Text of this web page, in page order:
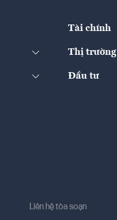
Tài chính
Thị trường
Đầu tư
Liên hệ tòa soạn